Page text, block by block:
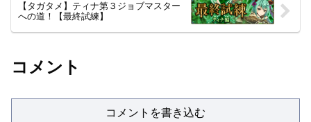
【タガタメ】ティナ第３ジョブマスター
への道！【最終試練】
コメント
コメントを書き込む